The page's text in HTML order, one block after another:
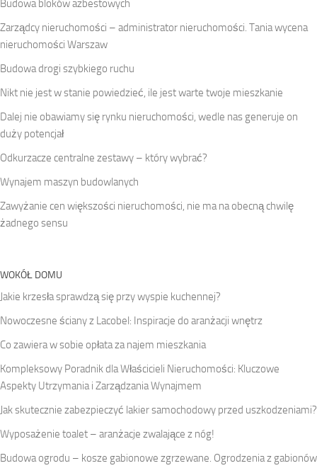
Budowa bloków azbestowych
Zarządcy nieruchomości – administrator nieruchomości. Tania wycena
nieruchomości Warszaw
Budowa drogi szybkiego ruchu
Nikt nie jest w stanie powiedzieć, ile jest warte twoje mieszkanie
Dalej nie obawiamy się rynku nieruchomości, wedle nas generuje on
duży potencjał
Odkurzacze centralne zestawy – który wybrać?
Wynajem maszyn budowlanych
Zawyżanie cen większości nieruchomości, nie ma na obecną chwilę
żadnego sensu
WOKÓŁ DOMU
Jakie krzesła sprawdzą się przy wyspie kuchennej?
Nowoczesne ściany z Lacobel: Inspiracje do aranżacji wnętrz
Co zawiera w sobie opłata za najem mieszkania
Kompleksowy Poradnik dla Właścicieli Nieruchomości: Kluczowe
Aspekty Utrzymania i Zarządzania Wynajmem
Jak skutecznie zabezpieczyć lakier samochodowy przed uszkodzeniami?
Wyposażenie toalet – aranżacje zwalające z nóg!
Budowa ogrodu – kosze gabionowe zgrzewane. Ogrodzenia z gabionów